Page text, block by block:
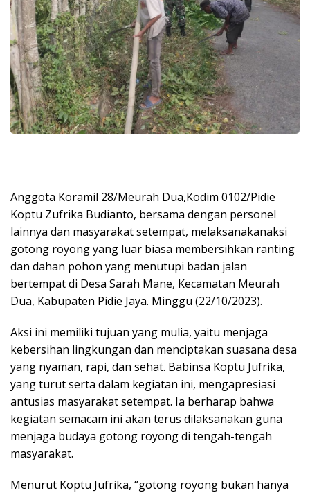
Anggota Koramil 28/Meurah Dua,Kodim 0102/Pidie
Koptu Zufrika Budianto, bersama dengan personel
lainnya dan masyarakat setempat, melaksanakanaksi
gotong royong yang luar biasa membersihkan ranting
dan dahan pohon yang menutupi badan jalan
bertempat di Desa Sarah Mane, Kecamatan Meurah
Dua, Kabupaten Pidie Jaya. Minggu (22/10/2023).
Aksi ini memiliki tujuan yang mulia, yaitu menjaga
kebersihan lingkungan dan menciptakan suasana desa
yang nyaman, rapi, dan sehat. Babinsa Koptu Jufrika,
yang turut serta dalam kegiatan ini, mengapresiasi
antusias masyarakat setempat. Ia berharap bahwa
kegiatan semacam ini akan terus dilaksanakan guna
menjaga budaya gotong royong di tengah-tengah
masyarakat.
Menurut Koptu Jufrika, “gotong royong bukan hanya